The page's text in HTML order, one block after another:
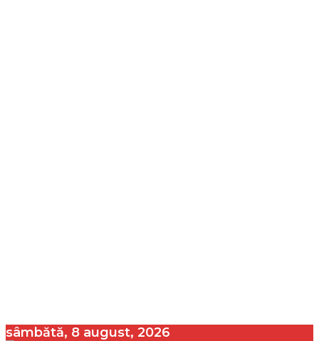
sâmbătă, 8 august, 2026